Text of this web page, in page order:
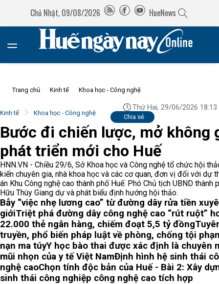
Chủ Nhật, 09/08/2026 HueNews
Trang chủ Kinh tế Khoa học - Công nghệ
Kinh tế Khoa học - Công nghệ
Thứ Hai, 29/06/2026 18:13
Chia sẻ
Bước đi chiến lược, mở không
phát triển mới cho Huế
HNN.VN - Chiều 29/6, Sở Khoa học và Công nghệ tổ chức hội
kiến chuyên gia, nhà khoa học và các cơ quan, đơn vị đối với dự
án Khu Công nghệ cao thành phố Huế. Phó Chủ tịch UBND thành
Hữu Thùy Giang dự và phát biểu định hướng hội thảo.
Bẫy “việc nhẹ lương cao” từ đường dây rửa tiền
giớiTriệt phá đường dây công nghệ cao “rút ruột”
22.000 thẻ ngân hàng, chiếm đoạt 5,5 tỷ đồng
truyền, phổ biến pháp luật về phòng, chống tội
nạn ma túyY học bào thai được xác định là chuyên
mũi nhọn của y tế Việt NamĐịnh hình hệ sinh thái
nghệ caoChọn tính độc bản của Huế - Bài 2: Xây
sinh thái công nghiệp công nghệ cao tích hợp